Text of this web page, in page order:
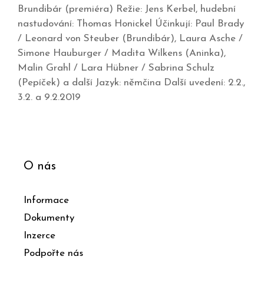
Brundibár (premiéra) Režie: Jens Kerbel, hudební
nastudování: Thomas Honickel Účinkují: Paul Brady
/ Leonard von Steuber (Brundibár), Laura Asche /
Simone Hauburger / Madita Wilkens (Aninka),
Malin Grahl / Lara Hübner / Sabrina Schulz
(Pepíček) a další Jazyk: němčina Další uvedení: 2.2.,
3.2. a 9.2.2019
O nás
Informace
Dokumenty
Inzerce
Podpořte nás